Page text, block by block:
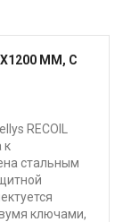
ММ, С
RECOIL
к
стальным
ключами,